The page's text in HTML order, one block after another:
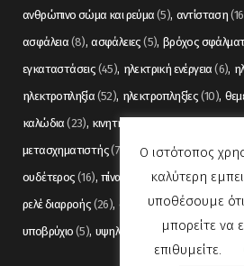
ανθρώπινο σώμα και ρεύμα (5) αντίσταση
ασφάλεια (8) ασφάλειες (5) βρόχος
εγκαταστάσεις (45) ηλεκτρική ενέργεια (6)
ηλεκτροπληξία (52) ηλεκτροπληξίες (10)
καλώδια (23) κινητήρας
μετασχηματιστής(7) μετρήσεις(12) μόνωση
ουδέτερος (16) πίνακας (17) πίνακες(7)
ρελέ διαρροής (26) συναγερμός(5)
υποβρύχιο (5) υψηλή τάση (8) φωτισμός(6)
Ο ιστότοπος
καλύτερη
υποθέσουμε
μπορείτε να
επιθυμείτε.